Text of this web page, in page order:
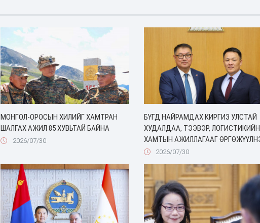
МОНГОЛ-ОРОСЫН ХИЛИЙГ ХАМТРАН
ШАЛГАХ АЖИЛ 85 ХУВЬТАЙ БАЙНА
2026/07/30
БҮГД НАЙРАМДАХ КИРГИЗ УЛСТАЙ
ХУДАЛДАА, ТЭЭВЭР, ЛОГИСТИКИЙН
ХАМТЫН АЖИЛЛАГААГ
2026/07/30